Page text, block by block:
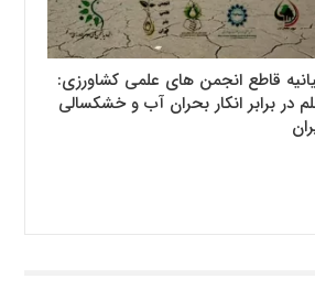
قاطع انجمن های علمی کشاورزی:
در برابر انکار بحران آب و خشکسالی